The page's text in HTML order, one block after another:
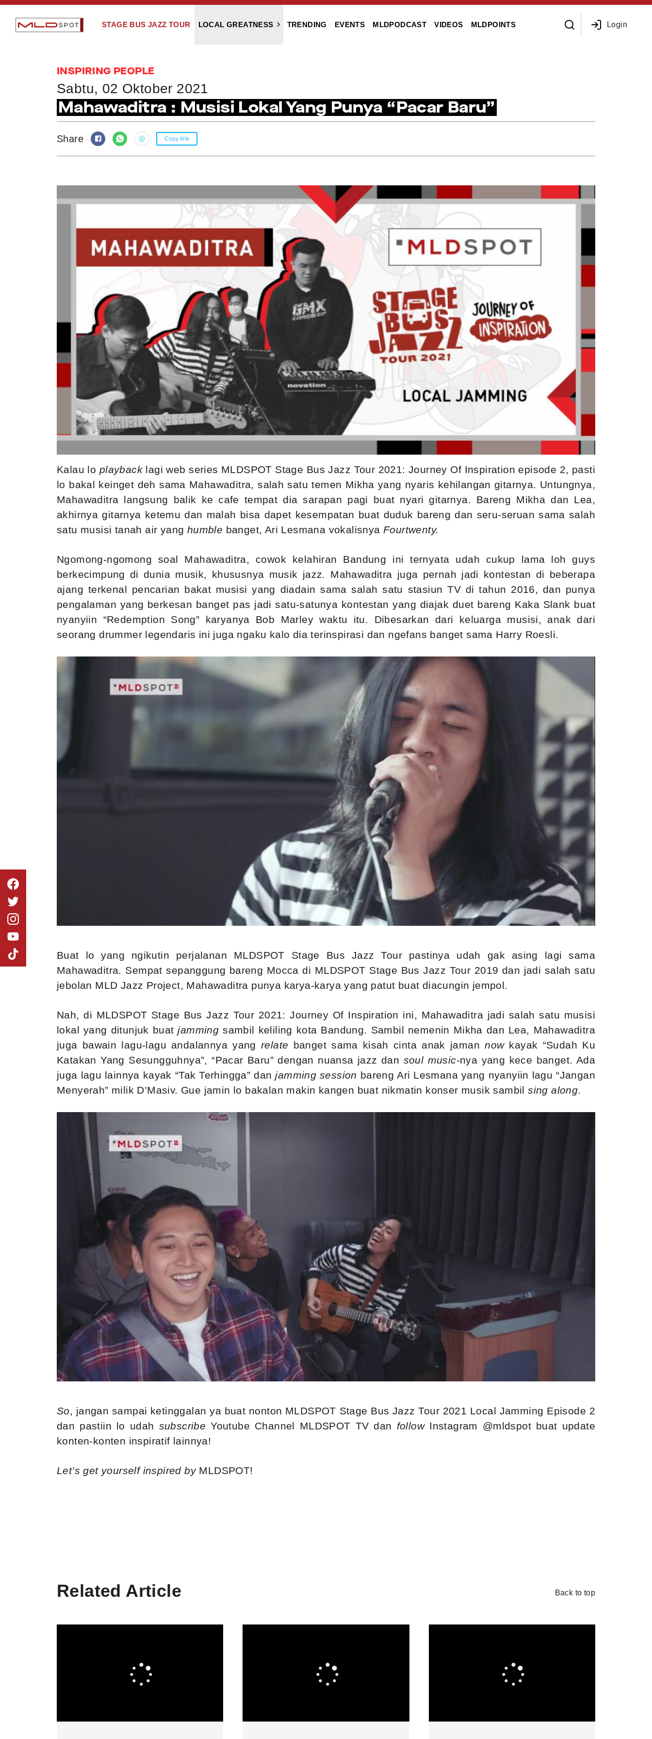
STAGE BUS JAZZ TOUR LOCAL GREATNESS TRENDING EVENTS MLDPODCAST VIDEOS MLDPOINTS Login
INSPIRING PEOPLE
Sabtu, 02 Oktober 2021
Mahawaditra : Musisi Lokal Yang Punya “Pacar Baru”
Share Copy link
Kalau lo playbacklagi web series MLDSPOT Stage Bus Jazz Tour 2021: Journey Of Inspiration episode 2, pasti
lo bakal keinget deh sama Mahawaditra, salah satu temen Mikha yang nyaris kehilangan gitarnya. Untungnya,
Mahawaditra langsung balik ke cafe tempat dia sarapan pagi buat nyari gitarnya. Bareng Mikha dan Lea,
akhirnya gitarnya ketemu dan malah bisa dapet kesempatan buat duduk bareng dan seru-seruan sama salah
satu musisi tanah air yang humble banget, Ari Lesmana vokalisnya Fourtwenty.
Ngomong-ngomong soal Mahawaditra, cowok kelahiran Bandung ini ternyata udah cukup lama loh guys
berkecimpung di dunia musik, khususnya musik jazz. Mahawaditra juga pernah jadi kontestan di beberapa
ajang terkenal pencarian bakat musisi yang diadain sama salah satu stasiun TV di tahun 2016, dan punya
pengalaman yang berkesan banget pas jadi satu-satunya kontestan yang diajak duet bareng Kaka Slank buat
nyanyiin “Redemption Song” karyanya Bob Marley waktu itu. Dibesarkan dari keluarga musisi, anak dari
seorang drummer legendaris ini juga ngaku kalo dia terinspirasi dan ngefans banget sama Harry Roesli.
Buat lo yang ngikutin perjalanan MLDSPOT Stage Bus Jazz Tour pastinya udah gak asing lagi sama
Mahawaditra. Sempat sepanggung bareng Mocca di MLDSPOT Stage Bus Jazz Tour 2019 dan jadi salah satu
jebolan MLD Jazz Project, Mahawaditra punya karya-karya yang patut buat diacungin jempol.
Nah, di MLDSPOT Stage Bus Jazz Tour 2021: Journey Of Inspiration ini, Mahawaditra jadi salah satu musisi
lokal yang ditunjuk buatjamming sambil keliling kota Bandung. Sambil nemenin Mikha dan Lea, Mahawaditra
juga bawain lagu-lagu andalannya yang relate banget sama kisah cinta anak jamannowkayak “Sudah Ku
Katakan Yang Sesungguhnya”, “Pacar Baru” dengan nuansa jazz dan soul music-nya yang kece banget. Ada
juga lagu lainnya kayak “Tak Terhingga” danjamming session bareng Ari Lesmana yang nyanyiin lagu “Jangan
Menyerah” milik D’Masiv. Gue jamin lo bakalan makin kangen buat nikmatin konser musik sambilsing along.
So, jangan sampai ketinggalan ya buat nonton MLDSPOT Stage Bus Jazz Tour 2021 Local Jamming Episode 2
dan pastiin lo udah subscribe Youtube Channel MLDSPOT TV dan followInstagram @mldspot buat update
konten-konten inspiratif lainnya!
Let’s get yourself inspired by MLDSPOT!
Related Article Back to top